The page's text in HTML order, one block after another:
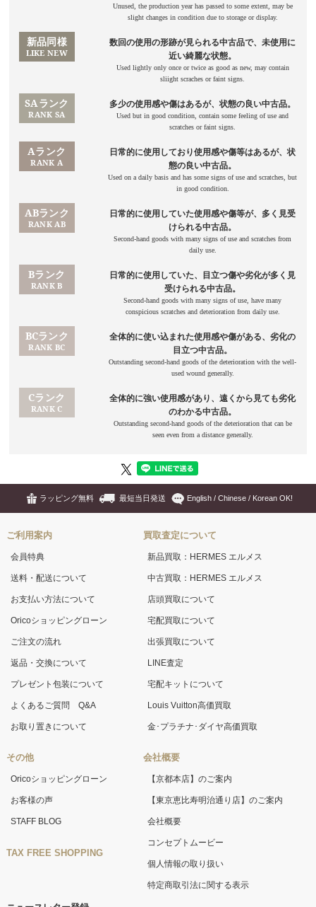
ラッピング無料 最短当日発送 English / Chinese / Korean OK!
ご利用案内
会員特典
送料・配送について
お支払い方法について
Oricoショッピングローン
ご注文の流れ
返品・交換について
プレゼント包装について
よくあるご質問 Q&A
お取り置きについて
その他
Oricoショッピングローン
お客様の声
STAFF BLOG
TAX FREE SHOPPING
買取査定について
新品買取：HERMES エルメス
中古買取：HERMES エルメス
店頭買取について
宅配買取について
出張買取について
LINE査定
宅配キットについて
Louis Vuitton高価買取
金･プラチナ･ダイヤ高価買取
会社概要
【京都本店】のご案内
【東京恵比寿明治通り店】のご案内
会社概要
コンセプトムービー
個人情報の取り扱い
特定商取引法に関する表示